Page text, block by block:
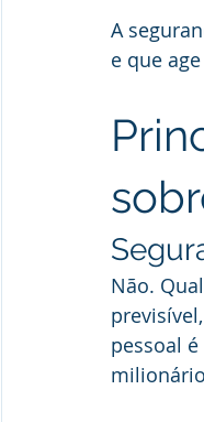
A
e que
Não.
previsível,
pessoal